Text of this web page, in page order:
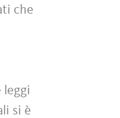
che
leggi
si è